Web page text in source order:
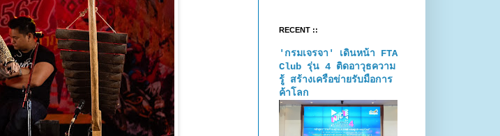
RECENT ::
'กรมเจรจา' เดินหน้า FTA
Club รุ่น 4 ติดอาวุธความ
รู้ สร้างเครือข่ายรับมือการ
ค้าโลก